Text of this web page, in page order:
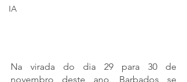
IA
Na virada do dia 29 para 30 de
novembro deste ano, Barbados se